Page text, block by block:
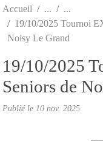
Accueil
19/10/2025 Tournoi
Noisy Le Grand
19/10/2025
Seniors de
Publié le 10 nov. 2025